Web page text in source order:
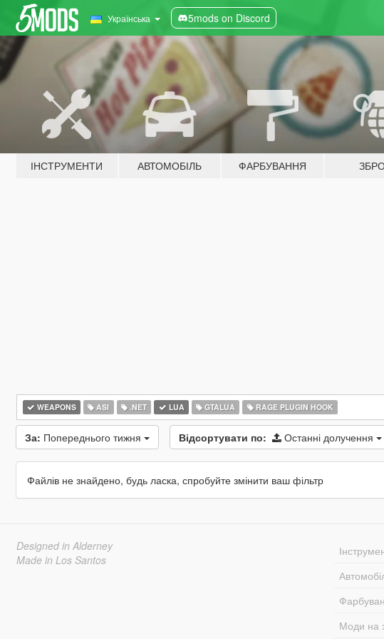
Українська 5mods on Discord
ІНСТРУМЕНТИ АВТОМОБІЛЬ ФАРБУВАННЯ
WEAPONS ASI .NET LUA GTALUA RAGE PLUGIN HOOK
За: Попереднього тижня Відсортувати по: Останні долучення
Файлів не знайдено, будь ласка, спробуйте змінити ваш фільтр
Designed in Alderney
Made in Los Santos
Моди на